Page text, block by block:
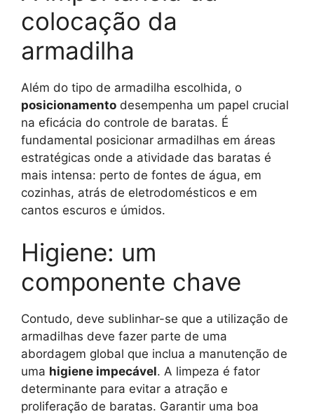
colocação da
armadilha
Além do tipo de armadilha escolhida, o
posicionamento desempenha um papel crucial
na eficácia do controle de baratas. É
fundamental posicionar armadilhas em áreas
estratégicas onde a atividade das baratas é
mais intensa: perto de fontes de água, em
cozinhas, atrás de eletrodomésticos e em
cantos escuros e úmidos.
Higiene: um
componente chave
Contudo, deve sublinhar-se que a utilização de
armadilhas deve fazer parte de uma
abordagem global que inclua a manutenção de
uma higiene impecável. A limpeza é fator
determinante para evitar a atração e
proliferação de baratas. Garantir uma boa